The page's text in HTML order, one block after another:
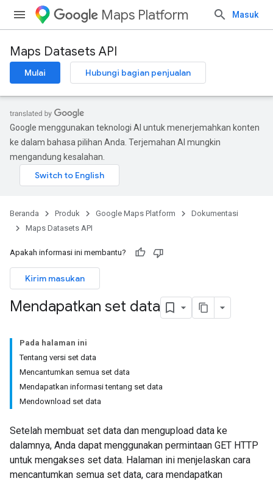
Maps Platform Masuk
Maps Datasets API
Mulai Hubungi bagian penjualan
Google menggunakan teknologi AI untuk menerjemahkan konten
ke dalam bahasa pilihan Anda. Terjemahan AI mungkin
mengandung kesalahan.
Beranda Produk Google Maps Platform
Dokumentasi
Maps Datasets API
Apakah informasi ini membantu?
Kirim masukan
Mendapatkan set data
Pada halaman ini
Tentang versi set data
Mencantumkan semua set data
Mendapatkan informasi tentang set data
Mendownload set data
Setelah membuat set data dan mengupload data ke
dalamnya, Anda dapat menggunakan permintaan GET HTTP
untuk mengakses set data. Halaman ini menjelaskan cara
mencantumkan semua set data, cara mendapatkan